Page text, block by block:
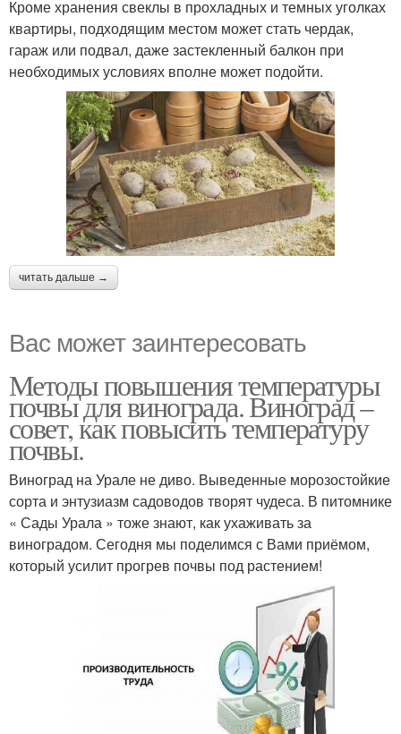
Кроме хранения свеклы в прохладных и темных уголках
квартиры, подходящим местом может стать чердак,
гараж или подвал, даже застекленный балкон при
необходимых условиях вполне может подойти.
читать дальше →
Вас может заинтересовать
Методы повышения температуры
почвы для винограда. Виноград –
совет, как повысить температуру
почвы.
Виноград на Урале не диво. Выведенные морозостойкие
сорта и энтузиазм садоводов творят чудеса. В питомнике
« Сады Урала » тоже знают, как ухаживать за
виноградом. Сегодня мы поделимся с Вами приёмом,
который усилит прогрев почвы под растением!